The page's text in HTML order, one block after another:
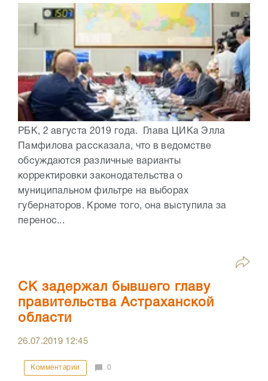
РБК, 2 августа 2019 года. Глава ЦИКа Элла
Памфилова рассказала, что в ведомстве
обсуждаются различные варианты
корректировки законодательства о
муниципальном фильтре на выборах
губернаторов. Кроме того, она выступила за
перенос...
СК задержал бывшего главу
правительства Астраханской
области
26.07.2019 12:45
Комментарии 0